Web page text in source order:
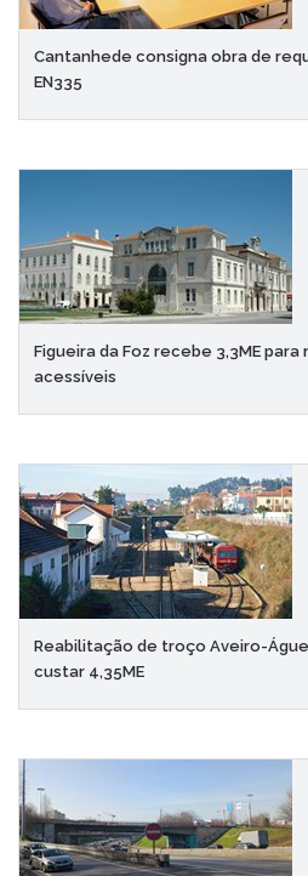
Cantanhede consigna obra de
EN335
Figueira da Foz recebe 3,3ME
acessíveis
Reabilitação de troço Aveiro-
custar 4,35ME